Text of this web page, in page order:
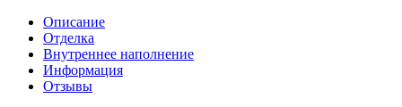
Описание
Отделка
Внутреннее наполнение
Информация
Отзывы